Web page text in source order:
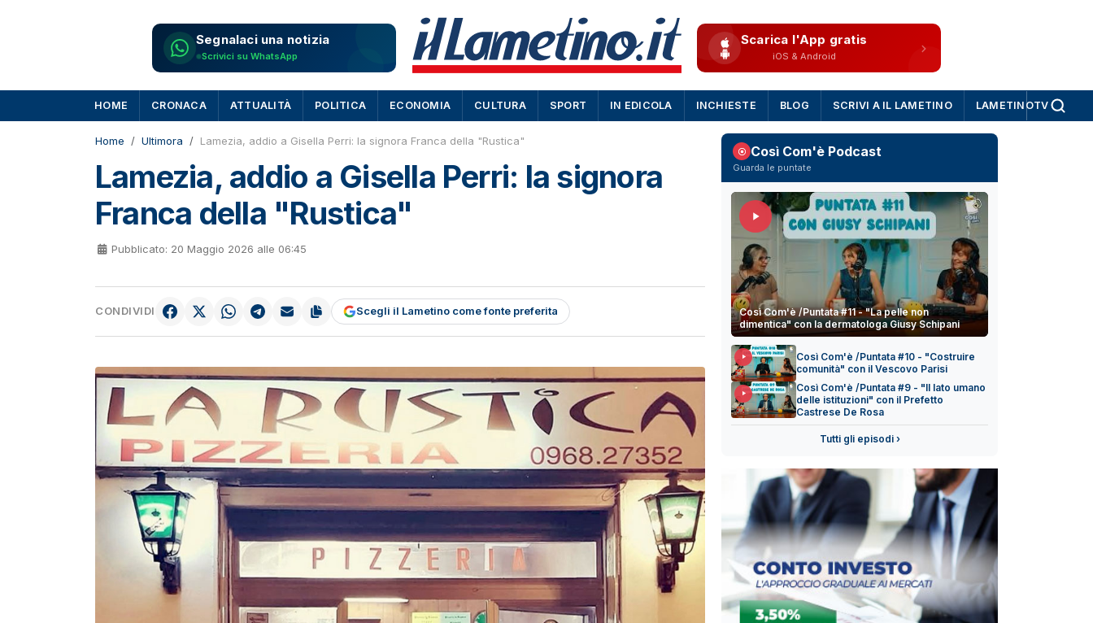
Segnalaci una notizia
Scrivici su WhatsApp
Scarica l'App gratis
iOS & Android
HOME CRONACA ATTUALITÀ POLITICA ECONOMIA CULTURA SPORT IN EDICOLA INCHIESTE BLOG SCRIVI A IL LAMETINO LAMETINOTV
Home Ultimora Lamezia, addio a Gisella Perri: la signora Franca della "Rustica"
Lamezia, addio a Gisella Perri: la signora
Franca della "Rustica"
Pubblicato: 20 Maggio 2026 alle 06:45
CONDIVIDI Scegli il Lametino come fonte preferita
Così Com'è Podcast
Guarda le puntate
Così Com'è /Puntata #11 - "La pelle non
dimentica" con la dermatologa Giusy Schipani
Così Com'è /Puntata #10 - "Costruire
comunità" con il Vescovo Parisi
Così Com'è /Puntata #9 - "Il lato umano
delle istituzioni" con il Prefetto
Castrese De Rosa
Tutti gli episodi ›